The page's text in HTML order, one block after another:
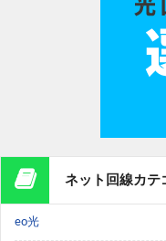
ネット回線カテ
eo光